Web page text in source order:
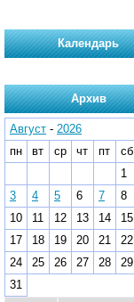
Календарь
Архив
Август - 2026
пн
вт ср чт пт сб
1
3
4 5 6 7 8
10
11 12 13 14 15
17
18 19 20 21 22
24
25 26 27 28 29
31